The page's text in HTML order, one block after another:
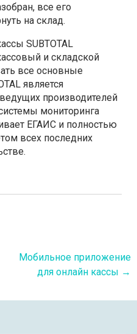
все его
на склад.
SUBTOTAL
и складской
все основные
является
производителей
мониторинга
ЕГАИС и полностью
всех последних
Мобильное приложение
для онлайн кассы →